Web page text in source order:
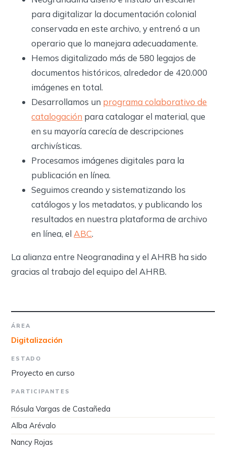
para digitalizar la documentación colonial
conservada en este archivo, y entrenó a un
operario que lo manejara adecuadamente.
Hemos digitalizado más de 580 legajos de
documentos históricos, alrededor de 420.000
imágenes en total.
Desarrollamos un programa colaborativo de
catalogación para catalogar el material, que
en su mayoría carecía de descripciones
archivísticas.
Procesamos imágenes digitales para la
publicación en línea.
Seguimos creando y sistematizando los
catálogos y los metadatos, y publicando los
resultados en nuestra plataforma de archivo
en línea, el ABC.
La alianza entre Neogranadina y el AHRB ha sido
gracias al trabajo del equipo del AHRB.
ÁREA
Digitalización
ESTADO
Proyecto en curso
PARTICIPANTES
Rósula Vargas de Castañeda
Alba Arévalo
Nancy Rojas